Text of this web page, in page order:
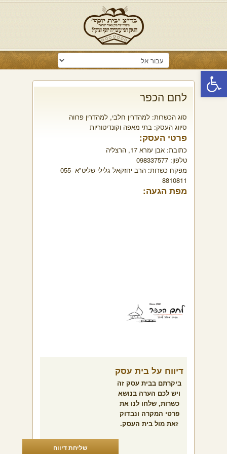
פתח סרגל נגישות
לחם הכפר
סוג הכשרות: למהדרין חלבי, למהדרין פרווה
סיווג העסק: בתי מאפה וקונדיטוריות
פרטי העסק:
כתובת: אבן עזרא 17, הרצליה
טלפון: 098337577
מפקח כשרות:
הרב יחזקאל גלילי שליט"א 055-
8810811​
מפת הגעה:
דיווח על בית עסק
ביקרתם בבית עסק זה
ויש לכם הערה בנושא
כשרות, שלחו לנו את
פרטי המקרה ונבדוק
זאת מול בית העסק.
שליחת דיווח